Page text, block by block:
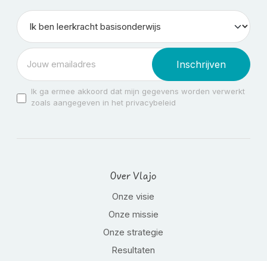
Inschrijven
Ik ga ermee akkoord dat mijn gegevens worden verwerkt
zoals aangegeven in het privacybeleid
Over Vlajo
Onze visie
Onze missie
Onze strategie
Resultaten